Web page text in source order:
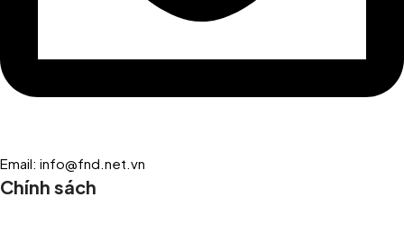
Email: info@fnd.net.vn
Chính sách